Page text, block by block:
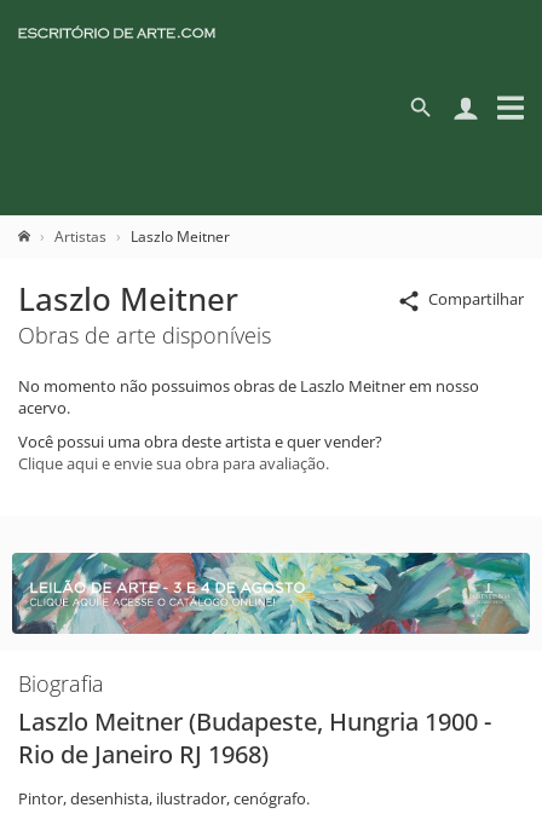
Artistas Laszlo Meitner
Compartilhar
Laszlo Meitner
Obras de arte disponíveis
No momento não possuimos obras de Laszlo Meitner em nosso
acervo.
Você possui uma obra deste artista e quer vender?
Clique aqui e envie sua obra para avaliação.
Biografia
Laszlo Meitner (Budapeste, Hungria 1900 -
Rio de Janeiro RJ 1968)
Pintor, desenhista, ilustrador, cenógrafo.